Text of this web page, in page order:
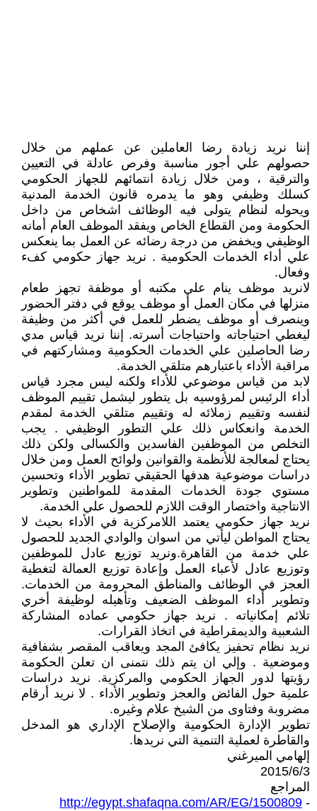
إننا نريد زيادة رضا العاملين عن عملهم من خلال
حصولهم علي أجور مناسبة وفرص عادلة في التعيين
والترقية ، ومن خلال زيادة انتمائهم للجهاز الحكومي
كسلك وظيفي وهو ما يدمره قانون الخدمة المدنية
ويحوله لنظام يتولى فيه الوظائف اشخاص من داخل
الحكومة ومن القطاع الخاص ويفقد الموظف العام أمانه
الوظيفي ويخفض من درجة رضائه عن العمل بما ينعكس
علي أداء الخدمات الحكومية . نريد جهاز حكومي كفء
وفعال.
لانريد موظف ينام علي مكتبه أو موظفة تجهز طعام
منزلها في مكان العمل أو موظف يوقع في دفتر الحضور
وينصرف أو موظف يضطر للعمل في أكثر من وظيفة
ليغطي احتياجاته واحتياجات أسرته. إننا نريد قياس مدي
رضا الحاصلين علي الخدمات الحكومية ومشاركتهم في
مراقبة الأداء باعتبارهم متلقي الخدمة.
لابد من قياس موضوعي للأداء ولكنه ليس مجرد قياس
أداء الرئيس لمرؤوسيه بل يتطور ليشمل تقييم الموظف
لنفسه وتقييم زملائه له وتقييم متلقي الخدمة لمقدم
الخدمة وانعكاس ذلك علي التطور الوظيفي . يجب
التخلص من الموظفين الفاسدين والكسالى ولكن ذلك
يحتاج لمعالجة للأنظمة والقوانين ولوائح العمل ومن خلال
دراسات موضوعية هدفها الحقيقي تطوير الأداء وتحسين
مستوي جودة الخدمات المقدمة للمواطنين وتطوير
الانتاجية واختصار الوقت اللازم للحصول علي الخدمة.
نريد جهاز حكومي يعتمد اللامركزية في الأداء بحيث لا
يحتاج المواطن ليأتي من اسوان والوادي الجديد للحصول
علي خدمة من القاهرة.ونريد توزيع عادل للموظفين
وتوزيع عادل لأعباء العمل وإعادة توزيع العمالة لتغطية
العجز في الوظائف والمناطق المحرومة من الخدمات.
وتطوير أداء الموظف الضعيف وتأهيله لوظيفة أخري
تلائم إمكانياته . نريد جهاز حكومي عماده المشاركة
الشعبية والديمقراطية في اتخاذ القرارات.
نريد نظام تحفيز يكافئ المجد ويعاقب المقصر بشفافية
وموضعية . وإلي ان يتم ذلك نتمنى ان تعلن الحكومة
رؤيتها لدور الجهاز الحكومي والمركزية. نريد دراسات
علمية حول الفائض والعجز وتطوير الأداء . لا نريد أرقام
مضروبة وفتاوى من الشيخ علام وغيره.
تطوير الإدارة الحكومية والإصلاح الإداري هو المدخل
والقاطرة لعملية التنمية التي نريدها.
إلهامي الميرغني
2015/6/3
المراجع
-
http://egypt.shafaqna.com/AR/EG/1500809